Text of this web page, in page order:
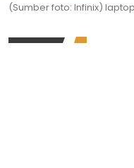
(Sumber foto: Infinix)